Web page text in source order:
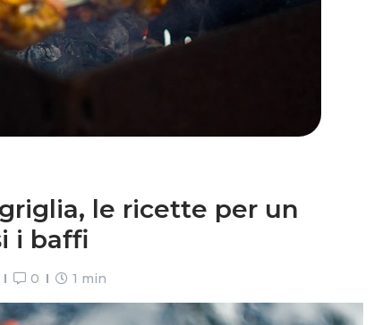
le ricette per un
i baffi
0 1 min